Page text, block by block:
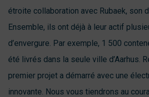
étroite collaboration avec Rubaek, son
Ensemble, ils ont déjà à leur actif
d’envergure. Par exemple, 1 500
été livrés dans la seule ville d’Aarhus.
premier projet a démarré avec une
innovante. Nous vous tiendrons au